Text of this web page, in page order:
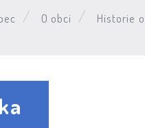
O obci
Historie